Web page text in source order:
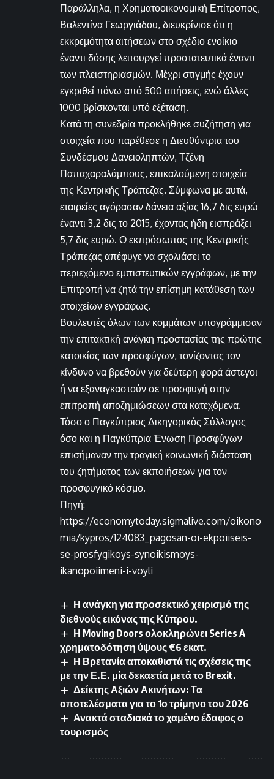
Παράλληλα, η Χρηματοοικονομική Επίτροπος,
Βαλεντίνα Γεωργιάδου, διευκρίνισε ότι η
εκκρεμότητα αιτήσεων στο σχέδιο ενοίκιο
έναντι δόσης λειτουργεί προστατευτικά έναντι
των πλειστηριασμών. Μέχρι στιγμής έχουν
εγκριθεί πάνω από 500 αιτήσεις, ενώ άλλες
1000 βρίσκονται υπό εξέταση.
Κατά τη συνεδρία προκλήθηκε συζήτηση για
στοιχεία που παρέθεσε η Διευθύντρια του
Συνδέσμου Δανειοληπτών, Τζένη
Παπαχαραλάμπους, επικαλούμενη στοιχεία
της Κεντρικής Τράπεζας. Σύμφωνα με αυτά,
εταιρείες αγόρασαν δάνεια αξίας 16,7 δις ευρώ
έναντι 3,2 δις το 2015, έχοντας ήδη εισπράξει
5,7 δις ευρώ. Ο εκπρόσωπος της Κεντρικής
Τράπεζας απέφυγε να σχολιάσει το
περιεχόμενο εμπιστευτικών εγγράφων, με την
Επιτροπή να ζητά την επίσημη κατάθεση των
στοιχείων εγγράφως.
Βουλευτές όλων των κομμάτων υπογράμμισαν
την επιτακτική ανάγκη προστασίας της πρώτης
κατοικίας των προσφύγων, τονίζοντας τον
κίνδυνο να βρεθούν για δεύτερη φορά άστεγοι
ή να εξαναγκαστούν σε προσφυγή στην
επιτροπή αποζημιώσεων στα κατεχόμενα.
Τόσο ο Παγκύπριος Δικηγορικός Σύλλογος
όσο και η Παγκύπρια Ένωση Προσφύγων
επισήμαναν την τραγική κοινωνική διάσταση
του ζητήματος των εκποιήσεων για τον
προσφυγικό κόσμο.
Πηγή:
https://economytoday.sigmalive.com/oikono
mia/kypros/124083_pagosan-oi-ekpoiiseis-
se-prosfygikoys-synoikismoys-
ikanopoiimeni-i-voyli
Η ανάγκη για προσεκτικό χειρισμό της
διεθνούς εικόνας της Κύπρου.
Η Moving Doors ολοκληρώνει Series A
χρηματοδότηση ύψους €6 εκατ.
Η Βρετανία αποκαθιστά τις σχέσεις της
με την Ε.Ε. μία δεκαετία μετά το Brexit.
Δείκτης Αξιών Ακινήτων: Τα
αποτελέσματα για το 1ο τρίμηνο του 2026
Ανακτά σταδιακά το χαμένο έδαφος ο
τουρισμός